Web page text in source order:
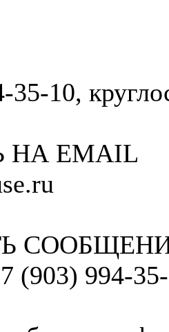
35-10,
EMAIL
(903) 994-